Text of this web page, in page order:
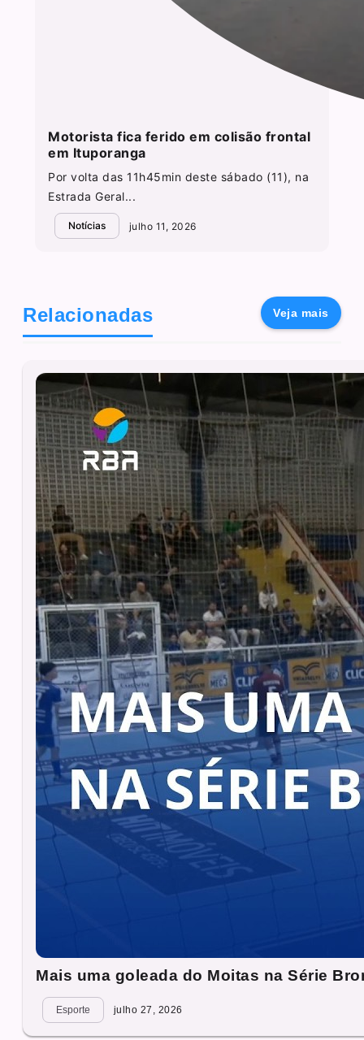
Motorista fica ferido em colisão frontal
em Ituporanga
Por volta das 11h45min deste sábado (11), na
Estrada Geral...
Notícias julho 11, 2026
Relacionadas Veja mais
Mais uma goleada do Moitas na Série
Esporte julho 27, 2026